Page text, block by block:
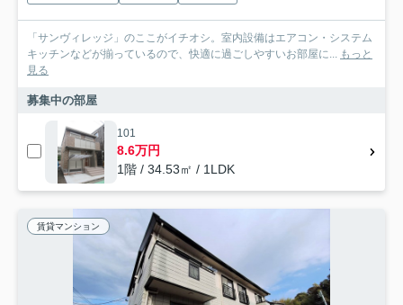
「サンヴィレッジ」のここがイチオシ。室内設備はエアコン・システム
キッチンなどが揃っているので、快適に過ごしやすいお部屋に...
もっと
見る
募集中の部屋
101
8.6万円
1階 / 34.53㎡ / 1LDK
賃貸マンション